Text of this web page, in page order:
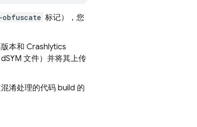
标记），您
本和 Crashlytics
文件）并将其上传
淆处理的代码 build 的